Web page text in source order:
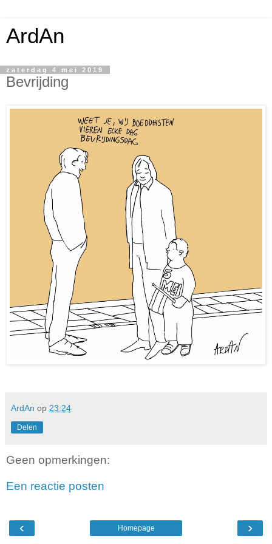
ArdAn
zaterdag 4 mei 2019
Bevrijding
ArdAn op 23:24
Delen
Geen opmerkingen:
Een reactie posten
‹ ›
Homepage